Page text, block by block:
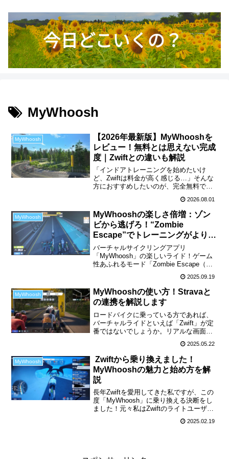
MyWhoosh
MyWhoosh
【2026年最新版】MyWhooshを
レビュー！無料とは思えない完成
度｜Zwiftとの違いも解説
「インドアトレーニングを始めたいけ
ど、Zwiftは料金が高く感じる…」そんな
方におすすめしたいのが、完全無料で利
「MyWhoosh（マイフーシュ）」です。
私自身も以前はZwiftを利用していました
が、料金改定をきっ...
2026.08.01
MyWhoosh
MyWhooshの楽しさ倍増：ゾン
ビから逃げろ！“Zombie
Escape”でトレーニングがよりア
クションに
バーチャルサイクリングアプリ
「MyWhoosh」の楽しいライド！ゲーム
性あふれるモード「Zombie Escape（ゾ
これまでのMyWhooshといえば、リアル
なワークアウトやレースでの活用が中心
でしたが...
2025.09.19
MyWhoosh
MyWhooshの使い方！Stravaと
の連携を解説します
ロードバイクに乗っている方であれば、
バーチャルライドといえば「Zwift」が定
番ではないでしょうか。リアルな画面で
で、実際に楽しく続けられる点が大きな
特徴です。さらに、「Strava」など記録
をとるツール...
2025.05.22
MyWhoosh
Zwiftから乗り換えました！
MyWhooshの魅力と始め方を解
説
長年Zwiftを愛用してきた私ですが、この
度「MyWhoosh」に乗り換える決断をし
ました！元々私はZwiftのライトユーザー
だったので、価格改定による値上げが乗
り換え要因の一つです。そのような状況
2025.02.19